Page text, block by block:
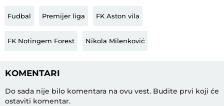
Fudbal Premijer liga FK Aston vila
FK Notingem Forest Nikola Milenković
KOMENTARI
Do sada nije bilo komentara na ovu vest. Budite prvi koji će
ostaviti komentar.